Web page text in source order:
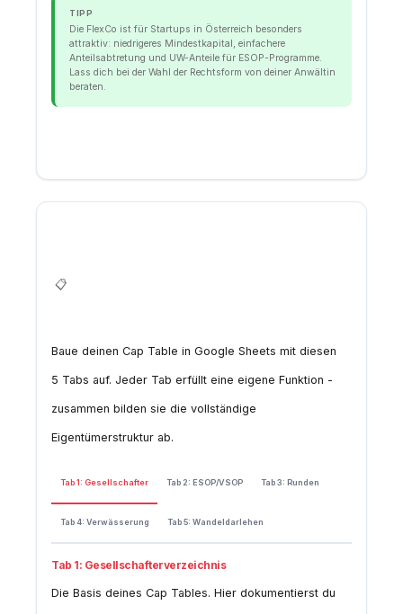
TIPP
Die FlexCo ist für Startups in Österreich besonders
attraktiv: niedrigeres Mindestkapital, einfachere
Anteilsabtretung und UW-Anteile für ESOP-Programme.
Lass dich bei der Wahl der Rechtsform von deiner Anwältin
beraten.
📋
Baue deinen Cap Table in Google Sheets mit diesen
5 Tabs auf. Jeder Tab erfüllt eine eigene Funktion -
zusammen bilden sie die vollständige
Eigentümerstruktur ab.
Tab 1: Gesellschafter Tab 2: ESOP/VSOP Tab 3: Runden
Tab 4: Verwässerung Tab 5: Wandeldarlehen
Tab 1: Gesellschafterverzeichnis
Die Basis deines Cap Tables. Hier dokumentierst du